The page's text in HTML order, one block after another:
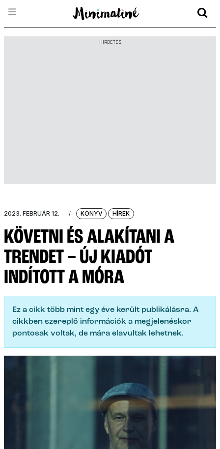
HIRDETÉS
2023. FEBRUÁR 12. / KÖNYV HÍREK
KÖVETNI ÉS ALAKÍTANI A
TRENDET – ÚJ KIADÓT
INDÍTOTT A MÓRA
Ez a cikk több mint egy éve került publikálásra. A
cikkben szereplő információk a megjelenéskor
pontosak voltak, de mára elavultak lehetnek.